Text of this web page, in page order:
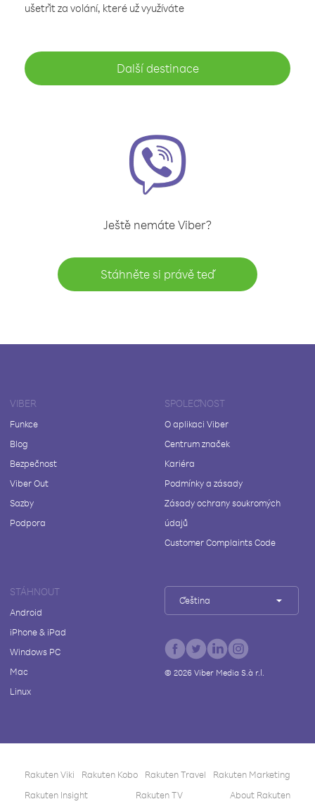
ušetřit za volání, které už využíváte
Další destinace
Ještě nemáte Viber?
Stáhněte si právě teď
VIBER
Funkce
Blog
Bezpečnost
Viber Out
Sazby
Podpora
SPOLEČNOST
O aplikaci Viber
Centrum značek
Kariéra
Podmínky a zásady
Zásady ochrany soukromých
údajů
Customer Complaints Code
STÁHNOUT
Android
iPhone & iPad
Windows PC
Mac
Linux
Čeština
© 2026Viber Media S.à r.l.
Rakuten Viki Rakuten Kobo Rakuten Travel
Rakuten Marketing
Rakuten Insight
Rakuten TV About Rakuten